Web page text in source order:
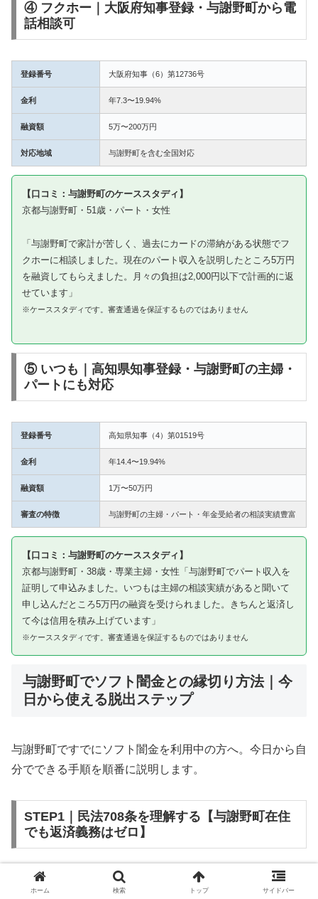
④ フクホー｜大阪府知事登録・与謝野町から電
話相談可
登録番号 大阪府知事（6）第12736号
金利 年7.3〜19.94%
融資額 5万〜200万円
対応地域 与謝野町を含む全国対応
【口コミ：与謝野町のケーススタディ】
京都与謝野町・51歳・パート・女性
「与謝野町で家計が苦しく、過去にカードの滞納がある状態でフ
クホーに相談しました。現在のパート収入を説明したところ5万円
を融資してもらえました。月々の負担は2,000円以下で計画的に返
せています」
※ケーススタディです。審査通過を保証するものではありません
⑤ いつも｜高知県知事登録・与謝野町の主婦・
パートにも対応
登録番号 高知県知事（4）第01519号
金利 年14.4〜19.94%
融資額 1万〜50万円
審査の特徴 与謝野町の主婦・パート・年金受給者の相談実績豊富
【口コミ：与謝野町のケーススタディ】
京都与謝野町・38歳・専業主婦・女性「与謝野町でパート収入を
証明して申込みました。いつもは主婦の相談実績があると聞いて
申し込んだところ5万円の融資を受けられました。きちんと返済し
て今は信用を積み上げています」
※ケーススタディです。審査通過を保証するものではありません
与謝野町でソフト闇金との縁切り方法｜今
日から使える脱出ステップ
与謝野町ですでにソフト闇金を利用中の方へ。今日から自
分でできる手順を順番に説明します。
STEP1｜民法708条を理解する【与謝野町在住
でも返済義務はゼロ】
ソフト闇金を含む闇金との金銭消費貸借契約は、公序良俗
ホーム 検索 トップ サイドバー